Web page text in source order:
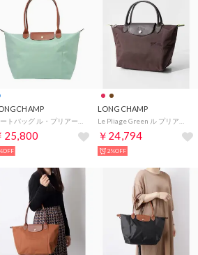
25,800
LONGCHAMP
￥24,794
2%OFF